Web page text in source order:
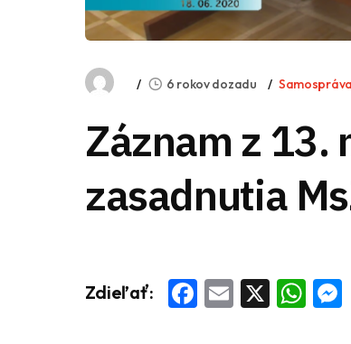
6 rokov dozadu Samospráva
Záznam z 13.
zasadnutia
Zdieľať: Facebook
Email
X